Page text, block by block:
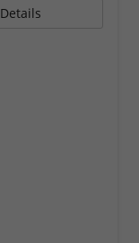
Details